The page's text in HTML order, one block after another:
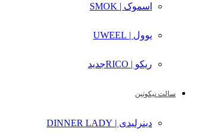
اسموک | SMOK
یوول | UWEEL
ریکو | RICO جدید
سالت نیکوتین
دینرلیدی | DINNER LADY